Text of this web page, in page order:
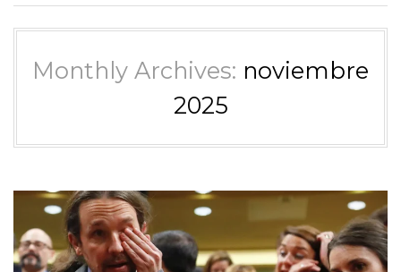
Monthly Archives: noviembre
2025